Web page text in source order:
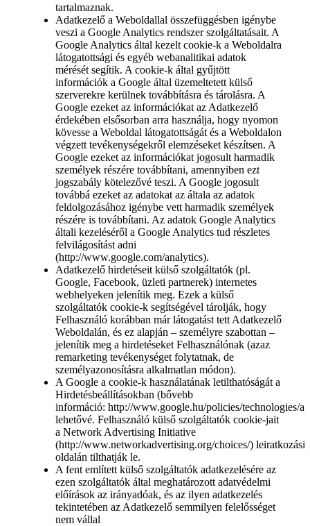
tartalmaznak.
Adatkezelő a Weboldallal összefüggésben igénybe
veszi a Google Analytics rendszer szolgáltatásait. A
Google Analytics által kezelt cookie-k a Weboldalra
látogatottsági és egyéb webanalitikai adatok
mérését segítik. A cookie-k által gyűjtött
információk a Google által üzemeltetett külső
szerverekre kerülnek továbbításra és tárolásra. A
Google ezeket az információkat az Adatkezelő
érdekében elsősorban arra használja, hogy nyomon
kövesse a Weboldal látogatottságát és a Weboldalon
végzett tevékenységekről elemzéseket készítsen. A
Google ezeket az információkat jogosult harmadik
személyek részére továbbítani, amennyiben ezt
jogszabály kötelezővé teszi. A Google jogosult
továbbá ezeket az adatokat az általa az adatok
feldolgozásához igénybe vett harmadik személyek
részére is továbbítani. Az adatok Google Analytics
általi kezeléséről a Google Analytics tud részletes
felvilágosítást adni
(http://www.google.com/analytics).
Adatkezelő hirdetéseit külső szolgáltatók (pl.
Google, Facebook, üzleti partnerek) internetes
webhelyeken jelenítik meg. Ezek a külső
szolgáltatók cookie-k segítségével tárolják, hogy
Felhasználó korábban már látogatást tett Adatkezelő
Weboldalán, és ez alapján – személyre szabottan –
jelenítik meg a hirdetéseket Felhasználónak (azaz
remarketing tevékenységet folytatnak, de
személyazonosításra alkalmatlan módon).
A Google a cookie-k használatának letilthatóságát a
Hirdetésbeállításokban (bővebb
információ: http://www.google.hu/policies/technologies/
lehetővé. Felhasználó külső szolgáltatók cookie-jait
a Network Advertising Initiative
(http://www.networkadvertising.org/choices/) leiratkozási
oldalán tilthatják le.
A fent említett külső szolgáltatók adatkezelésére az
ezen szolgáltatók által meghatározott adatvédelmi
előírások az irányadóak, és az ilyen adatkezelés
tekintetében az Adatkezelő semmilyen felelősséget
nem vállal